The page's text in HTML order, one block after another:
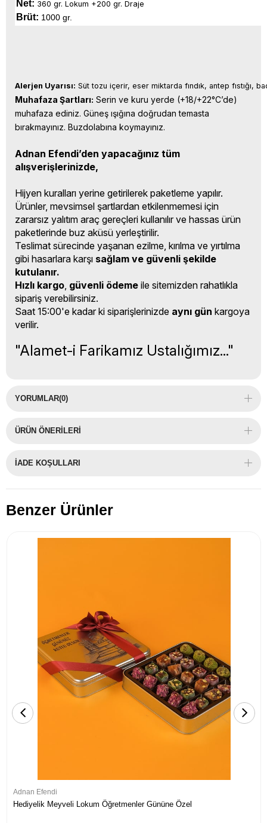
Net: 360 gr. Lokum +200 gr. Draje
Brüt: 1000 gr.
Alerjen Uyarısı: Süt tozu içerir, eser miktarda fındık, antep fıstığı,
Muhafaza Şartları: Serin ve kuru yerde (+18/+22°C’de)
muhafaza ediniz. Güneş ışığına doğrudan temasta
bırakmayınız. Buzdolabına koymayınız.
Adnan Efendi’den yapacağınız tüm
alışverişlerinizde,
Hijyen kuralları yerine getirilerek paketleme yapılır.
Ürünler, mevsimsel şartlardan etkilenmemesi için
zararsız yalıtım araç gereçleri kullanılır ve hassas ürün
paketlerinde buz aküsü yerleştirilir.
Teslimat sürecinde yaşanan ezilme, kırılma ve yırtılma
gibi hasarlara karşı sağlam ve güvenli şekilde
kutulanır.
Hızlı kargo, güvenli ödeme ile sitemizden rahatlıkla
sipariş verebilirsiniz.
Saat 15:00'e kadar ki siparişlerinizde aynı gün kargoya
verilir.
"Alamet-i Farikamız Ustalığımız..."
YORUMLAR(0)
ÜRÜN ÖNERILERI
İADE KOŞULLARI
Benzer Ürünler
Adnan Efendi
Hediyelik Meyveli Lokum Öğretmenler Gününe Özel